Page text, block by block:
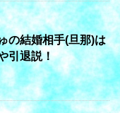
の結婚相手(旦那)は
引退説！